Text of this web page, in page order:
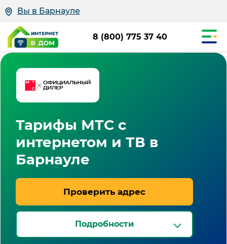
Вы в Барнауле
8 (800) 775 37 40
Тарифы МТС с
интернетом и ТВ в
Барнауле
Проверить адрес
Подробности